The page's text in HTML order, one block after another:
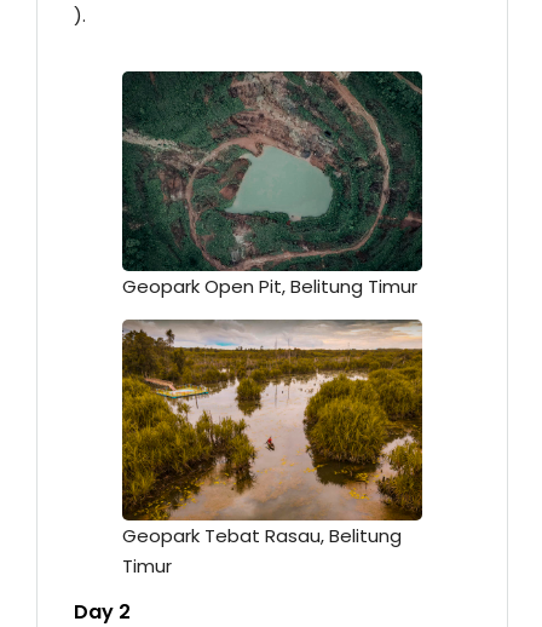
).
Geopark Open Pit, Belitung Timur
Geopark Tebat Rasau, Belitung
Timur
Day 2